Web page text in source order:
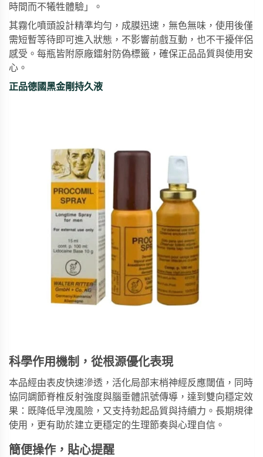
時間而不犧牲體驗」。
其霧化噴頭設計精準均勻，成膜迅速，無色無味，使用後僅
需短暫等待即可進入狀態，不影響前戲互動，也不干擾伴侶
感受。每瓶皆附原廠鐳射防偽標籤，確保正品品質與使用安
心。
正品德國黑金剛持久液
科學作用機制，從根源優化表現
本品經由表皮快速滲透，活化局部末梢神經反應閾值，同時
協同調節脊椎反射強度與腦垂體訊號傳導，達到雙向穩定效
果：既降低早洩風險，又支持勃起品質與持續力。長期規律
使用，更有助於建立更穩定的生理節奏與心理自信。
簡便操作，貼心提醒